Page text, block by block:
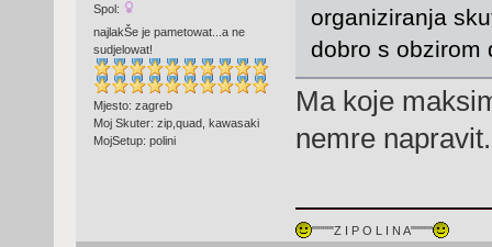
Spol:
najlakŠe je pametowat...a ne
sudjelowat!
Mjesto: zagreb
Moj Skuter: zip,quad, kawasaki
MojSetup: polini
organiziranja
dobro s obzirom
Ma koje
nemre
"""""Z I P O L I N A"""""